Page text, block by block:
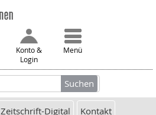
Konto &
Login
Menü
Zeitschrift-Digital Kontakt